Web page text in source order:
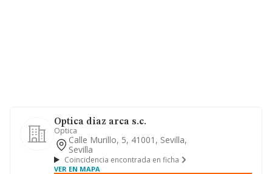
Optica diaz arca s.c.
Optica
Calle Murillo, 5, 41001, Sevilla,
Sevilla
Coincidencia encontrada en ficha
VER EN MAPA